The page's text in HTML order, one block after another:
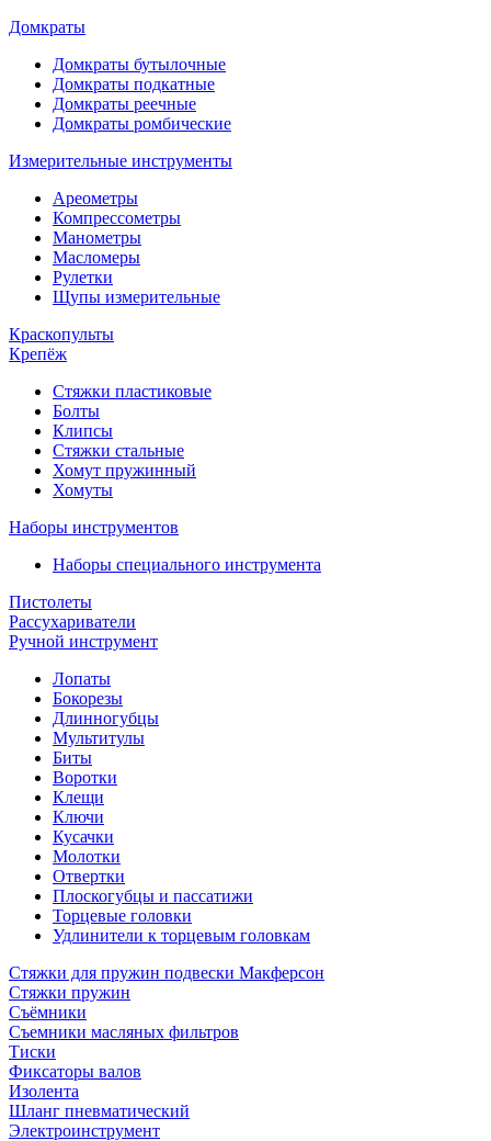
Домкраты
Домкраты бутылочные
Домкраты подкатные
Домкраты реечные
Домкраты ромбические
Измерительные инструменты
Ареометры
Компрессометры
Манометры
Масломеры
Рулетки
Щупы измерительные
Краскопульты
Крепёж
Стяжки пластиковые
Болты
Клипсы
Стяжки стальные
Хомут пружинный
Хомуты
Наборы инструментов
Наборы специального инструмента
Пистолеты
Рассухариватели
Ручной инструмент
Лопаты
Бокорезы
Длинногубцы
Мультитулы
Биты
Воротки
Клещи
Ключи
Кусачки
Молотки
Отвертки
Плоскогубцы и пассатижи
Торцевые головки
Удлинители к торцевым головкам
Стяжки для пружин подвески Макферсон
Стяжки пружин
Съёмники
Съемники масляных фильтров
Тиски
Фиксаторы валов
Изолента
Шланг пневматический
Электроинструмент